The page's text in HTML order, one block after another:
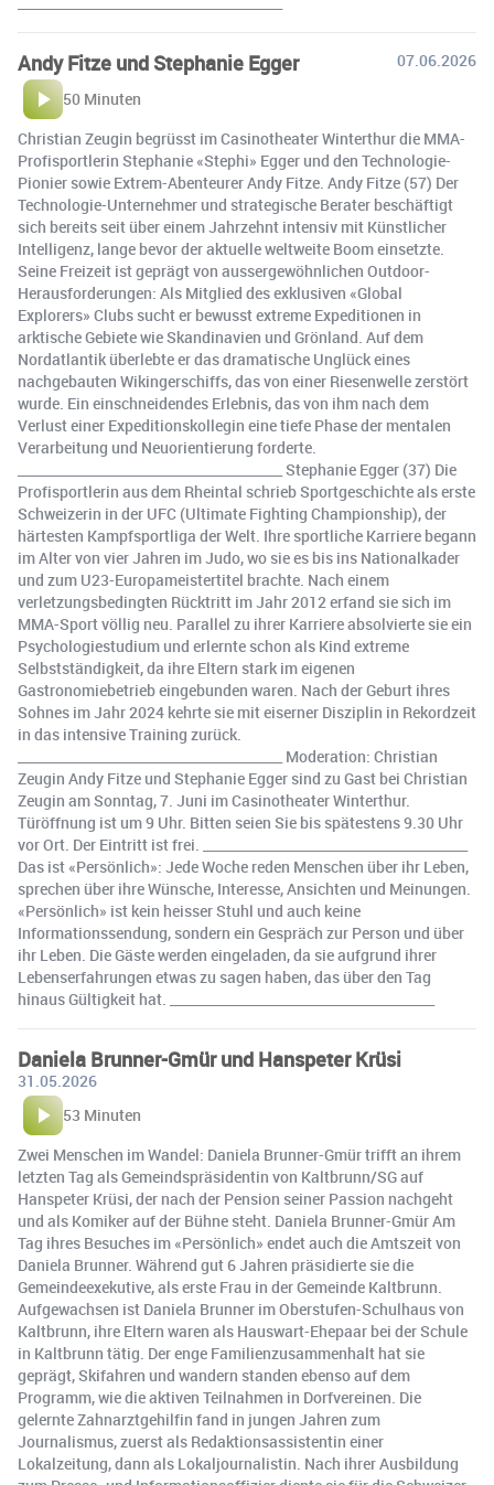
Andy Fitze und Stephanie Egger
07.06.2026
50 Minuten
Christian Zeugin begrüsst im Casinotheater Winterthur die MMA-
Profisportlerin Stephanie «Stephi» Egger und den Technologie-
Pionier sowie Extrem-Abenteurer Andy Fitze. Andy Fitze (57) Der
Technologie-Unternehmer und strategische Berater beschäftigt
sich bereits seit über einem Jahrzehnt intensiv mit Künstlicher
Intelligenz, lange bevor der aktuelle weltweite Boom einsetzte.
Seine Freizeit ist geprägt von aussergewöhnlichen Outdoor-
Herausforderungen: Als Mitglied des exklusiven «Global
Explorers» Clubs sucht er bewusst extreme Expeditionen in
arktische Gebiete wie Skandinavien und Grönland. Auf dem
Nordatlantik überlebte er das dramatische Unglück eines
nachgebauten Wikingerschiffs, das von einer Riesenwelle zerstört
wurde. Ein einschneidendes Erlebnis, das von ihm nach dem
Verlust einer Expeditionskollegin eine tiefe Phase der mentalen
Verarbeitung und Neuorientierung forderte.
________________________________________ Stephanie Egger (37) Die
Profisportlerin aus dem Rheintal schrieb Sportgeschichte als erste
Schweizerin in der UFC (Ultimate Fighting Championship), der
härtesten Kampfsportliga der Welt. Ihre sportliche Karriere begann
im Alter von vier Jahren im Judo, wo sie es bis ins Nationalkader
und zum U23-Europameistertitel brachte. Nach einem
verletzungsbedingten Rücktritt im Jahr 2012 erfand sie sich im
MMA-Sport völlig neu. Parallel zu ihrer Karriere absolvierte sie ein
Psychologiestudium und erlernte schon als Kind extreme
Selbstständigkeit, da ihre Eltern stark im eigenen
Gastronomiebetrieb eingebunden waren. Nach der Geburt ihres
Sohnes im Jahr 2024 kehrte sie mit eiserner Disziplin in Rekordzeit
in das intensive Training zurück.
________________________________________ Moderation: Christian
Zeugin Andy Fitze und Stephanie Egger sind zu Gast bei Christian
Zeugin am Sonntag, 7. Juni im Casinotheater Winterthur.
Türöffnung ist um 9 Uhr. Bitten seien Sie bis spätestens 9.30 Uhr
vor Ort. Der Eintritt ist frei. ________________________________________
Das ist «Persönlich»: Jede Woche reden Menschen über ihr Leben,
sprechen über ihre Wünsche, Interesse, Ansichten und Meinungen.
«Persönlich» ist kein heisser Stuhl und auch keine
Informationssendung, sondern ein Gespräch zur Person und über
ihr Leben. Die Gäste werden eingeladen, da sie aufgrund ihrer
Lebenserfahrungen etwas zu sagen haben, das über den Tag
hinaus Gültigkeit hat. ________________________________________
Daniela Brunner-Gmür und Hanspeter Krüsi
31.05.2026
53 Minuten
Zwei Menschen im Wandel: Daniela Brunner-Gmür trifft an ihrem
letzten Tag als Gemeindspräsidentin von Kaltbrunn/SG auf
Hanspeter Krüsi, der nach der Pension seiner Passion nachgeht
und als Komiker auf der Bühne steht. Daniela Brunner-Gmür Am
Tag ihres Besuches im «Persönlich» endet auch die Amtszeit von
Daniela Brunner. Während gut 6 Jahren präsidierte sie die
Gemeindeexekutive, als erste Frau in der Gemeinde Kaltbrunn.
Aufgewachsen ist Daniela Brunner im Oberstufen-Schulhaus von
Kaltbrunn, ihre Eltern waren als Hauswart-Ehepaar bei der Schule
in Kaltbrunn tätig. Der enge Familienzusammenhalt hat sie
geprägt, Skifahren und wandern standen ebenso auf dem
Programm, wie die aktiven Teilnahmen in Dorfvereinen. Die
gelernte Zahnarztgehilfin fand in jungen Jahren zum
Journalismus, zuerst als Redaktionsassistentin einer
Lokalzeitung, dann als Lokaljournalistin. Nach ihrer Ausbildung